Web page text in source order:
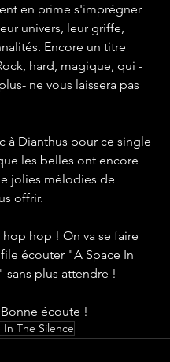
en prime s'imprégner
univers, leur griffe,
Encore un titre
hard, magique, qui -
ne vous laissera pas
les belles ont encore
jolies mélodies de
offrir.
écouter "A Space In
sans plus attendre !
Bonne écoute !
In The Silence